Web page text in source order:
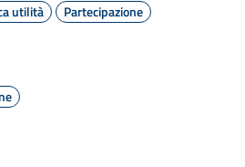
utilità
Partecipazione